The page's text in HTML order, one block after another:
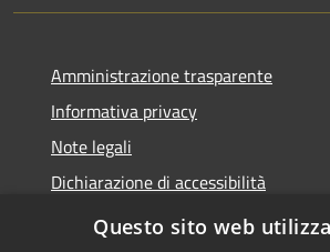
Amministrazione trasparente
Informativa privacy
Note legali
Dichiarazione di accessibilità
Obiettivi di accessibilità
Questo sito web